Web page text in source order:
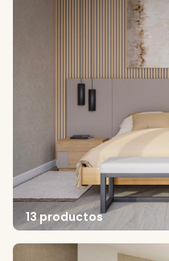
13 productos